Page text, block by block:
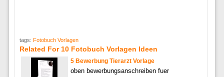
tags: Fotobuch Vorlagen
Related For 10 Fotobuch Vorlagen Ideen
5 Bewerbung Tierarzt Vorlage
oben bewerbungsanschreiben fuer